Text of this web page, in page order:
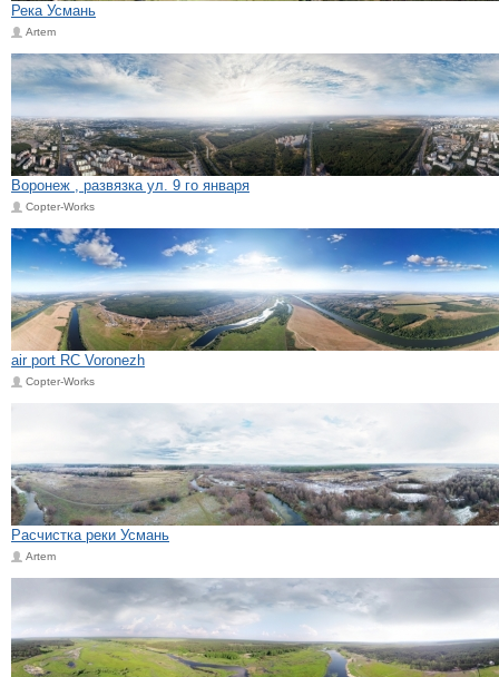
Река Усмань
Artem
Воронеж , развязка ул. 9 го января
Copter-Works
air port RC Voronezh
Copter-Works
Расчистка реки Усмань
Artem